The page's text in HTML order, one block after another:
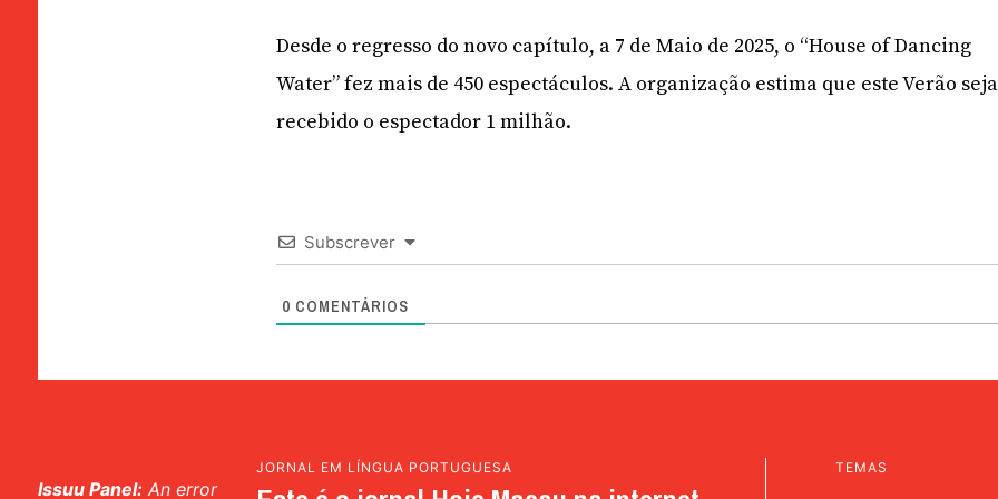
Desde o regresso do novo capítulo, a 7 de Maio de 2025, o “House of Dancing
Water” fez mais de 450 espectáculos. A organização estima que este Verão seja
recebido o espectador 1 milhão.
Subscrever
0 COMENTÁRIOS
Issuu Panel: An error
JORNAL EM LÍNGUA PORTUGUESA TEMAS